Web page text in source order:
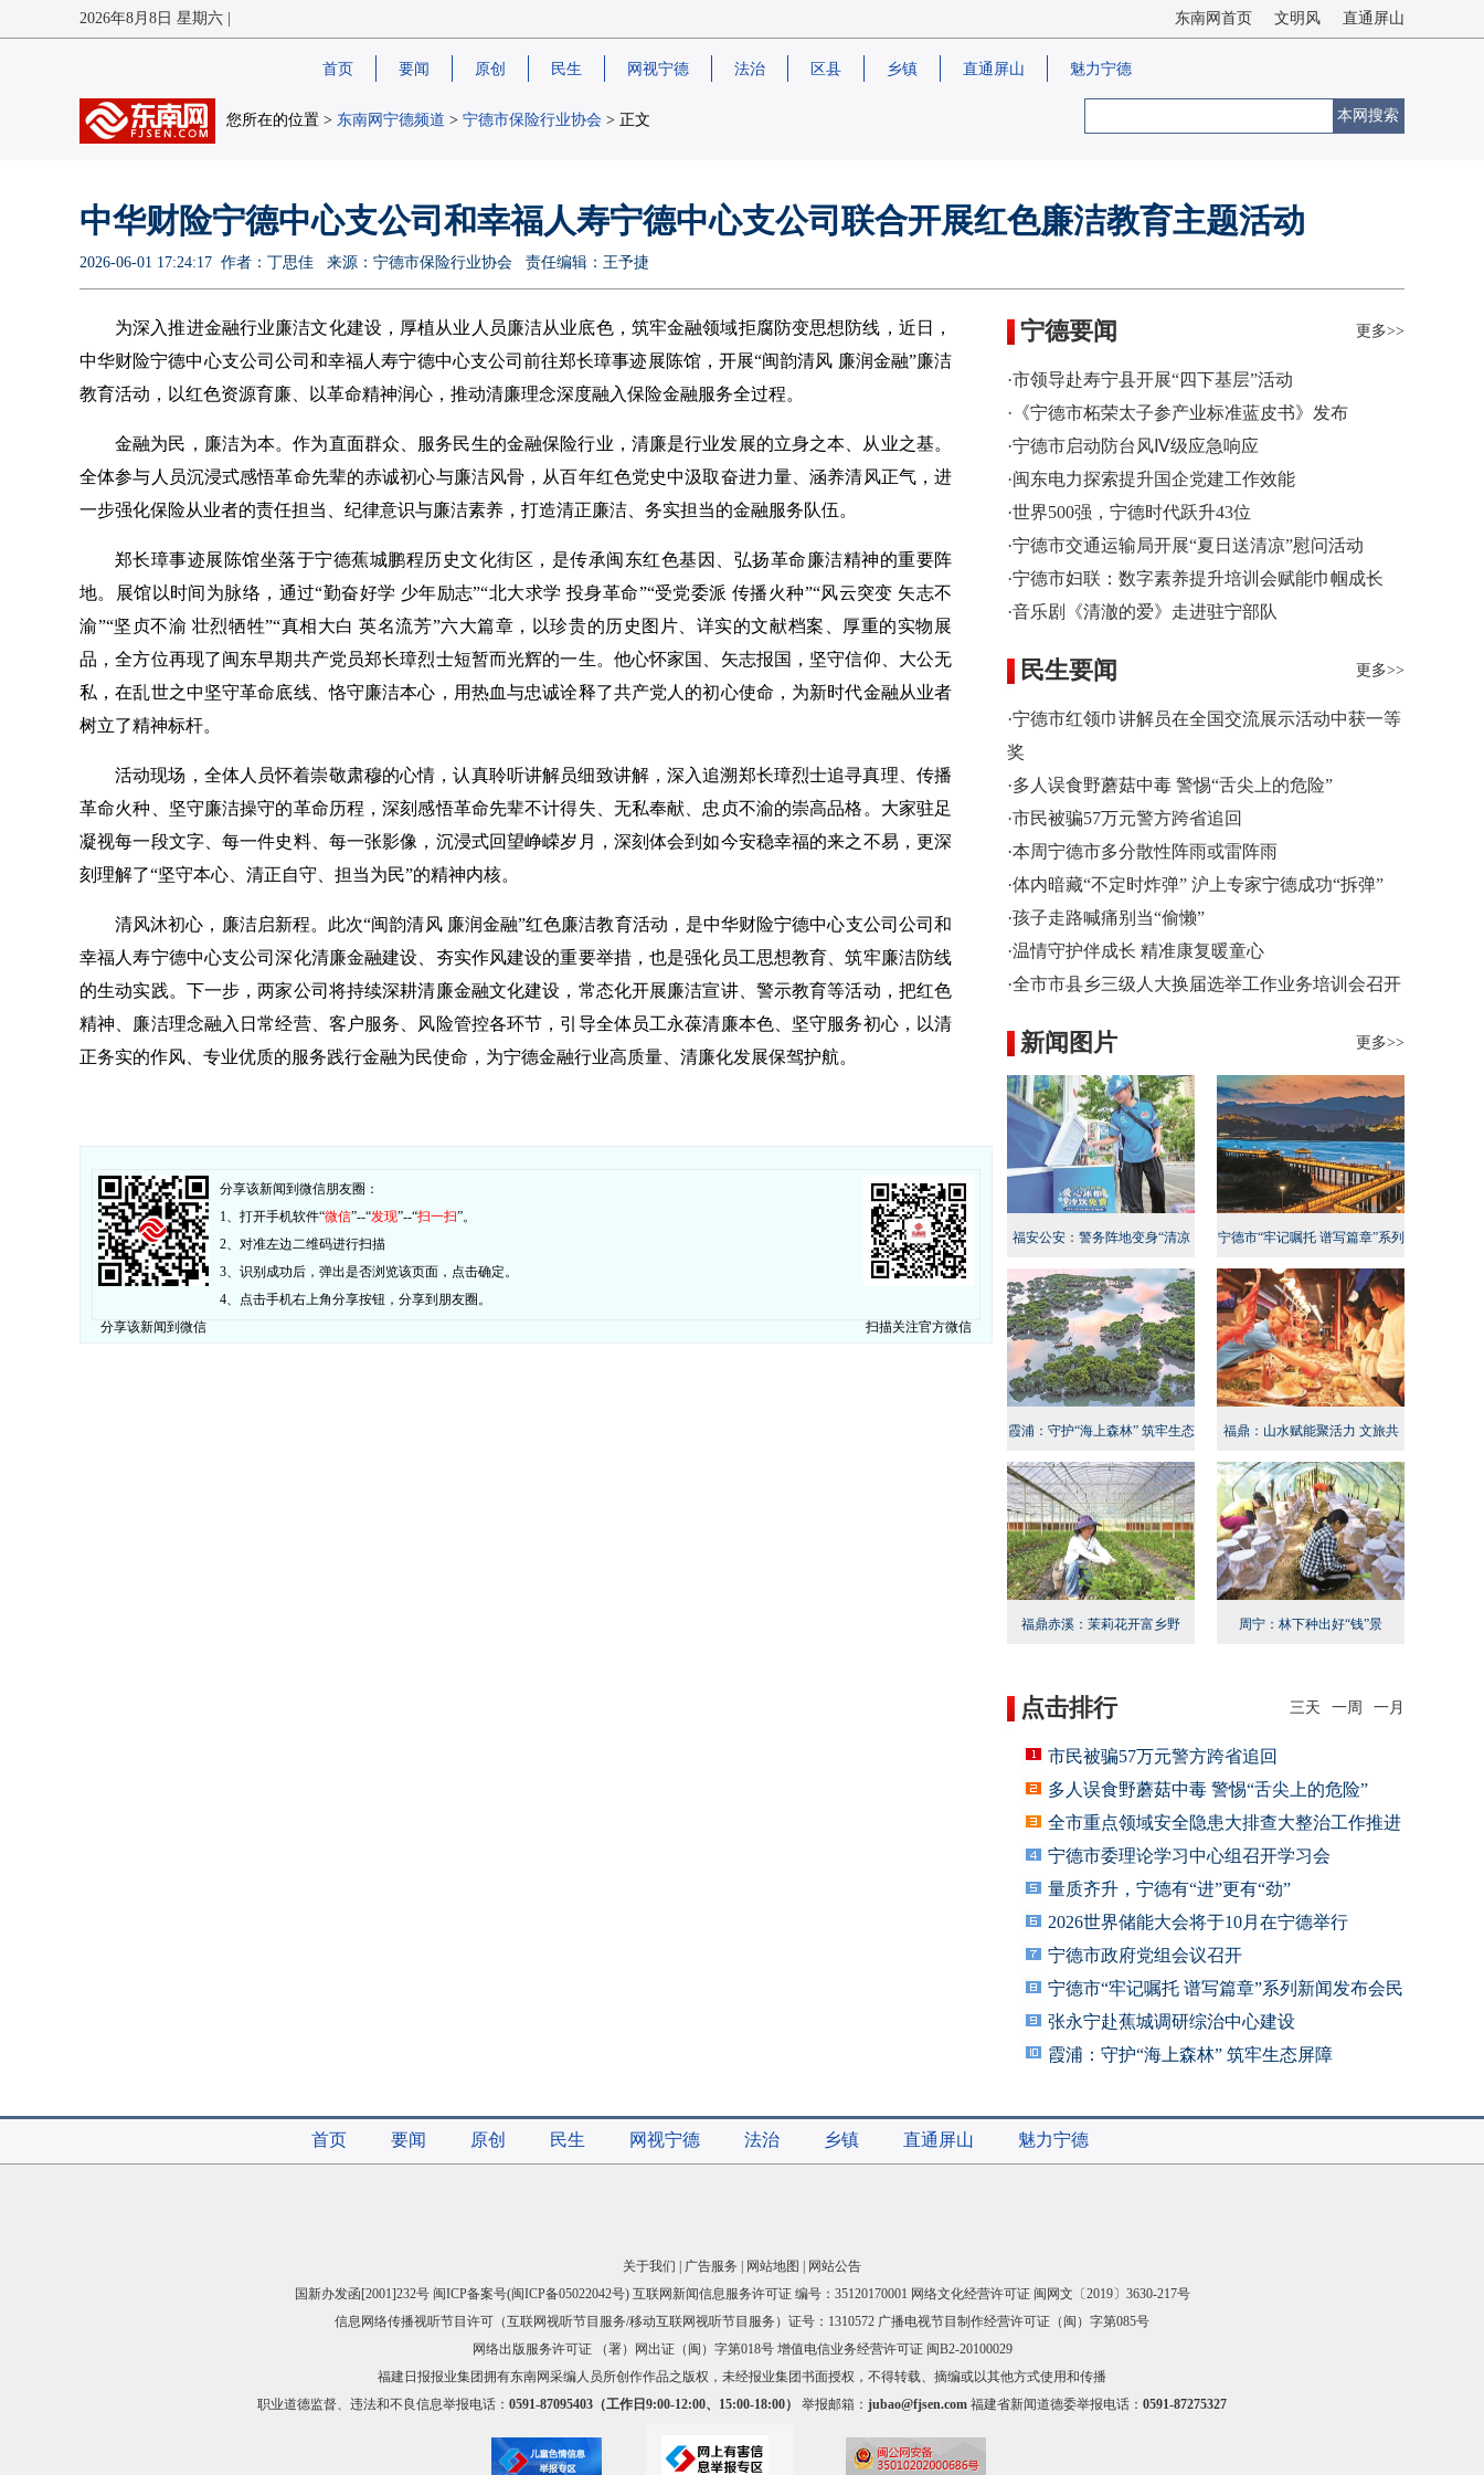
2026年8月8日 星期六 | 东南网首页 文明风 直通屏山
首页 要闻 原创 民生 网视宁德 法治 区县 乡镇 直通屏山 魅力宁德
您所在的位置 > 东南网宁德频道 > 宁德市保险行业协会 > 正文 本网搜索
中华财险宁德中心支公司和幸福人寿宁德中心支公司联合开展红色廉洁教育主题活动
2026-06-01 17:24:17 作者：丁思佳 来源：宁德市保险行业协会 责任编辑：王予捷
为深入推进金融行业廉洁文化建设，厚植从业人员廉洁从业底色，筑牢金融领域拒腐防变思想防线，近日，
中华财险宁德中心支公司公司和幸福人寿宁德中心支公司前往郑长璋事迹展陈馆，开展“闽韵清风 廉润金融”廉洁
教育活动，以红色资源育廉、以革命精神润心，推动清廉理念深度融入保险金融服务全过程。
金融为民，廉洁为本。作为直面群众、服务民生的金融保险行业，清廉是行业发展的立身之本、从业之基。
全体参与人员沉浸式感悟革命先辈的赤诚初心与廉洁风骨，从百年红色党史中汲取奋进力量、涵养清风正气，进
一步强化保险从业者的责任担当、纪律意识与廉洁素养，打造清正廉洁、务实担当的金融服务队伍。
郑长璋事迹展陈馆坐落于宁德蕉城鹏程历史文化街区，是传承闽东红色基因、弘扬革命廉洁精神的重要阵
地。展馆以时间为脉络，通过“勤奋好学 少年励志”“北大求学 投身革命”“受党委派 传播火种”“风云突变 矢志不
渝”“坚贞不渝 壮烈牺牲”“真相大白 英名流芳”六大篇章，以珍贵的历史图片、详实的文献档案、厚重的实物展
品，全方位再现了闽东早期共产党员郑长璋烈士短暂而光辉的一生。他心怀家国、矢志报国，坚守信仰、大公无
私，在乱世之中坚守革命底线、恪守廉洁本心，用热血与忠诚诠释了共产党人的初心使命，为新时代金融从业者
树立了精神标杆。
活动现场，全体人员怀着崇敬肃穆的心情，认真聆听讲解员细致讲解，深入追溯郑长璋烈士追寻真理、传播
革命火种、坚守廉洁操守的革命历程，深刻感悟革命先辈不计得失、无私奉献、忠贞不渝的崇高品格。大家驻足
凝视每一段文字、每一件史料、每一张影像，沉浸式回望峥嵘岁月，深刻体会到如今安稳幸福的来之不易，更深
刻理解了“坚守本心、清正自守、担当为民”的精神内核。
清风沐初心，廉洁启新程。此次“闽韵清风 廉润金融”红色廉洁教育活动，是中华财险宁德中心支公司公司和
幸福人寿宁德中心支公司深化清廉金融建设、夯实作风建设的重要举措，也是强化员工思想教育、筑牢廉洁防线
的生动实践。下一步，两家公司将持续深耕清廉金融文化建设，常态化开展廉洁宣讲、警示教育等活动，把红色
精神、廉洁理念融入日常经营、客户服务、风险管控各环节，引导全体员工永葆清廉本色、坚守服务初心，以清
正务实的作风、专业优质的服务践行金融为民使命，为宁德金融行业高质量、清廉化发展保驾护航。
扫描关注官方微信
分享该新闻到微信
分享该新闻到微信朋友圈：
1、打开手机软件“微信”--“发现”--“扫一扫”。
2、对准左边二维码进行扫描
3、识别成功后，弹出是否浏览该页面，点击确定。
4、点击手机右上角分享按钮，分享到朋友圈。
更多>>
宁德要闻
·市领导赴寿宁县开展“四下基层”活动
·《宁德市柘荣太子参产业标准蓝皮书》发布
·宁德市启动防台风Ⅳ级应急响应
·闽东电力探索提升国企党建工作效能
·世界500强，宁德时代跃升43位
·宁德市交通运输局开展“夏日送清凉”慰问活动
·宁德市妇联：数字素养提升培训会赋能巾帼成长
·音乐剧《清澈的爱》走进驻宁部队
更多>>
民生要闻
·宁德市红领巾讲解员在全国交流展示活动中获一等
奖
·多人误食野蘑菇中毒 警惕“舌尖上的危险”
·市民被骗57万元警方跨省追回
·本周宁德市多分散性阵雨或雷阵雨
·体内暗藏“不定时炸弹” 沪上专家宁德成功“拆弹”
·孩子走路喊痛别当“偷懒”
·温情守护伴成长 精准康复暖童心
·全市市县乡三级人大换届选举工作业务培训会召开
更多>>
新闻图片
福安公安：警务阵地变身“清凉
地”
宁德市“牢记嘱托 谱写篇章”系列
新闻发布会民生专项行动专场召
开
霞浦：守护“海上森林” 筑牢生态
屏障
福鼎：山水赋能聚活力 文旅共
兴启新程
福鼎赤溪：茉莉花开富乡野 周宁：林下种出好“钱”景
三天 一周 一月
点击排行
市民被骗57万元警方跨省追回
多人误食野蘑菇中毒 警惕“舌尖上的危险”
全市重点领域安全隐患大排查大整治工作推进
会召
宁德市委理论学习中心组召开学习会
量质齐升，宁德有“进”更有“劲”
2026世界储能大会将于10月在宁德举行
宁德市政府党组会议召开
宁德市“牢记嘱托 谱写篇章”系列新闻发布会民
张永宁赴蕉城调研综治中心建设
霞浦：守护“海上森林” 筑牢生态屏障
首页 要闻 原创 民生 网视宁德 法治 乡镇 直通屏山 魅力宁德
关于我们 广告服务 网站地图
网站公告
国新办发函[2001]232号 闽ICP备案号(闽ICP备05022042号) 互联网新闻信息服务许可证 编号：35120170001 网络文化经营许可证 闽网文〔2019〕3630-217号
信息网络传播视听节目许可（互联网视听节目服务/移动互联网视听节目服务）证号：1310572 广播电视节目制作经营许可证（闽）字第085号
网络出版服务许可证 （署）网出证（闽）字第018号 增值电信业务经营许可证 闽B2-20100029
福建日报报业集团拥有东南网采编人员所创作作品之版权，未经报业集团书面授权，不得转载、摘编或以其他方式使用和传播
职业道德监督、违法和不良信息举报电话： 0591-87095403（工作日9:00-12:00、15:00-18:00） 举报邮箱： jubao@fjsen.com 福建省新闻道德委举报电话： 0591-87275327